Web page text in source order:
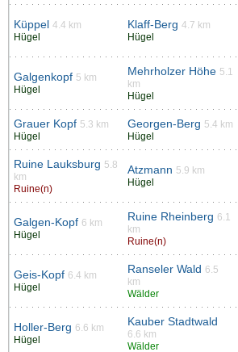
Küppel 4.4 km
Hügel
Klaff-Berg 4.7 km
Hügel
Galgenkopf 5 km
Hügel
Mehrholzer Höhe 5.1
km
Hügel
Grauer Kopf 5.3 km
Hügel
Georgen-Berg 5.4 km
Hügel
Ruine Lauksburg 5.8
km
Ruine(n)
Atzmann 5.9 km
Hügel
Galgen-Kopf 6 km
Hügel
Ruine Rheinberg 6.1
km
Ruine(n)
Geis-Kopf 6.4 km
Hügel
Ranseler Wald 6.5
km
Wälder
Holler-Berg 6.6 km
Hügel
Kauber Stadtwald
6.6 km
Wälder